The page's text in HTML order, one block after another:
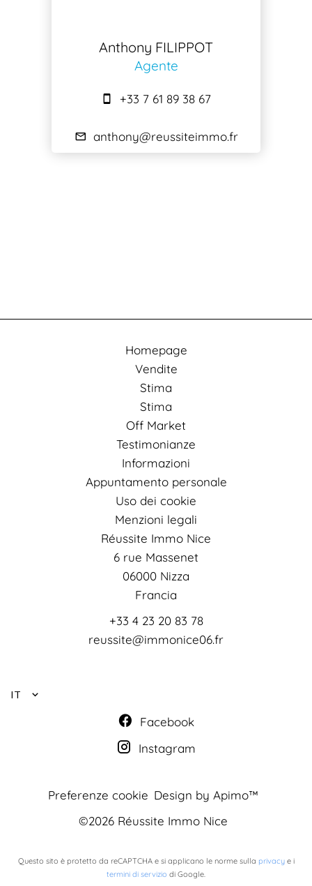
Anthony FILIPPOT
Agente
+33 7 61 89 38 67
anthony@reussiteimmo.fr
Homepage
Vendite
Stima
Stima
Off Market
Testimonianze
Informazioni
Appuntamento personale
Uso dei cookie
Menzioni legali
Réussite Immo Nice
6 rue Massenet
06000 Nizza
Francia
+33 4 23 20 83 78
reussite@immonice06.fr
IT
Facebook
Instagram
Preferenze cookie Design by Apimo™
©2026 Réussite Immo Nice
Questo sito è protetto da reCAPTCHA e si applicano le norme sulla privacye i
termini di servizio di Google.